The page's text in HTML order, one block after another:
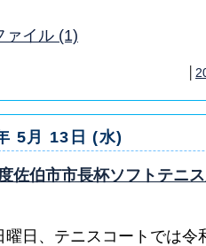
ァイル (1)
5月 13日 (水)
佐伯市市長杯ソフトテニ
曜日、テニスコートでは令